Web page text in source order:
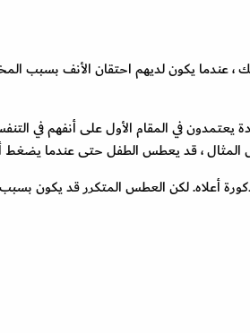
، عندما يكون لديهم احتقان الأنف بسبب
يعتمدون في المقام الأول على أنفهم في
، قد يعطس الطفل حتى عندما يضغط
أعلاه. لكن العطس المتكرر قد يكون